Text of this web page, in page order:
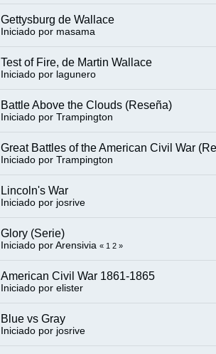
Gettysburg de Wallace
Iniciado por masama
Test of Fire, de Martin Wallace
Iniciado por lagunero
Battle Above the Clouds (Reseña)
Iniciado por Trampington
Great Battles of the American Civil War
Iniciado por Trampington
Lincoln's War
Iniciado por josrive
Glory (Serie)
Iniciado por Arensivia « 1 2 »
American Civil War 1861-1865
Iniciado por elister
Blue vs Gray
Iniciado por josrive